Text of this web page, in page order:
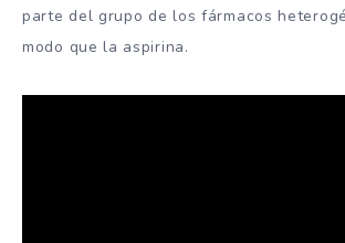
parte del grupo de los fármacos
modo que la aspirina.